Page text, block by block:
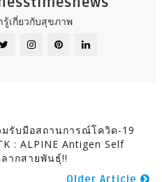
รู้เกี่ยวกับสุขภาพ
รับมือสถานการณ์โควิด-19
: ALPINE Antigen Self
ากสายพันธุ์!!
Older Article